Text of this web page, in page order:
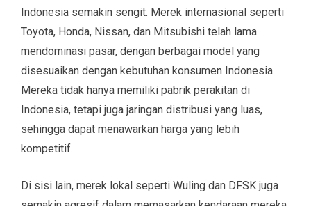
Indonesia semakin sengit. Merek internasional seperti
Toyota, Honda, Nissan, dan Mitsubishi telah lama
mendominasi pasar, dengan berbagai model yang
disesuaikan dengan kebutuhan konsumen Indonesia.
Mereka tidak hanya memiliki pabrik perakitan di
Indonesia, tetapi juga jaringan distribusi yang luas,
sehingga dapat menawarkan harga yang lebih
kompetitif.
Di sisi lain, merek lokal seperti Wuling dan DFSK juga